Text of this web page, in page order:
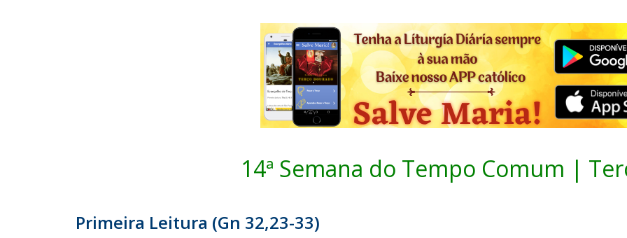
14ª Semana do Tempo Comum |
Primeira Leitura (Gn 32,23-33)